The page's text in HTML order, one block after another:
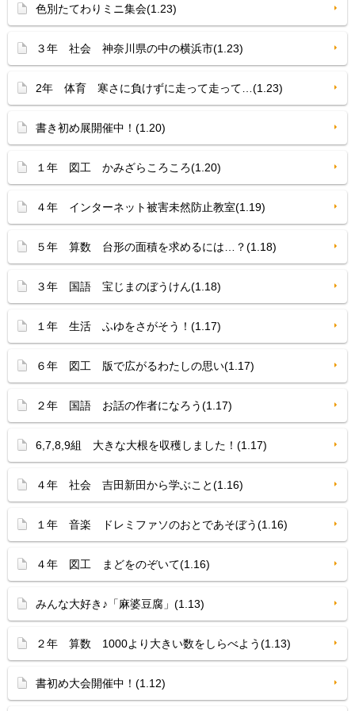
色別たてわりミニ集会(1.23)
３年 社会 神奈川県の中の横浜市(1.23)
2年 体育 寒さに負けずに走って走って…(1.23)
書き初め展開催中！(1.20)
１年 図工 かみざらころころ(1.20)
４年 インターネット被害未然防止教室(1.19)
５年 算数 台形の面積を求めるには…？(1.18)
３年 国語 宝じまのぼうけん(1.18)
１年 生活 ふゆをさがそう！(1.17)
６年 図工 版で広がるわたしの思い(1.17)
２年 国語 お話の作者になろう(1.17)
6,7,8,9組 大きな大根を収穫しました！(1.17)
４年 社会 吉田新田から学ぶこと(1.16)
１年 音楽 ドレミファソのおとであそぼう(1.16)
４年 図工 まどをのぞいて(1.16)
みんな大好き♪「麻婆豆腐」(1.13)
２年 算数 1000より大きい数をしらべよう(1.13)
書初め大会開催中！(1.12)